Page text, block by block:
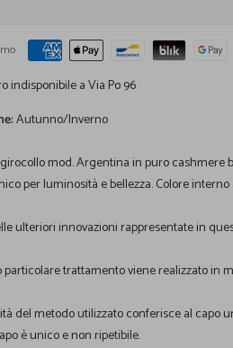
indisponibile a Via Po 96
Autunno/Inverno
mod. Argentina in puro
per luminosità e bellezza. Colore
ulteriori innovazioni rappresentate in
particolare trattamento viene realizzato in
del metodo utilizzato conferisce al capo
è unico e non ripetibile.